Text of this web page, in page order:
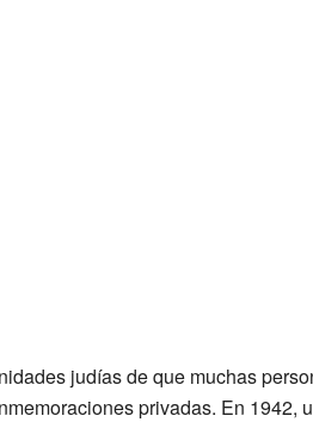
judías de que muchas
privadas. En 1942,